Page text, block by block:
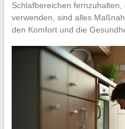
Schlafbereichen
verwenden, sind alles
den Komfort und die